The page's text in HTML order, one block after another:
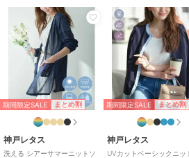
・撮影時のライティング、撮影時期、ご
環境によって実際の商品とは異なって見え
何卒ご注意の上ご購入ください。
・サイズは若干の誤差が生じる場合がござ
期間限定セール開催中
ブランド アットワン
ショップ アットワン
期間限定SALE まとめ割
神戸レタス
洗える シアーサマーニットソ
期間限定SALE まとめ割
神戸レタス
UVカットベーシックニッ